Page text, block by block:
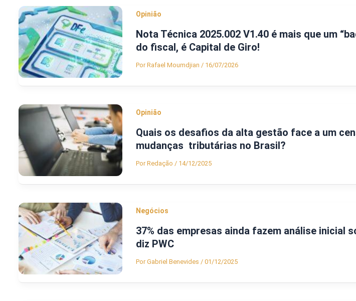
Opinião
Nota Técnica 2025.002 V1.40 é mais que um
do fiscal, é Capital de Giro!
PorRafael Moumdjian / 16/07/2026
Opinião
Quais os desafios da alta gestão face a um
mudanças tributárias no Brasil?
PorRedação / 14/12/2025
Negócios
37% das empresas ainda fazem análise inicial
diz PWC
PorGabriel Benevides / 01/12/2025